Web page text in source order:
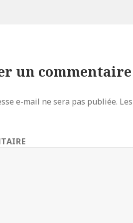
un commentaire
e-mail ne sera pas publiée.